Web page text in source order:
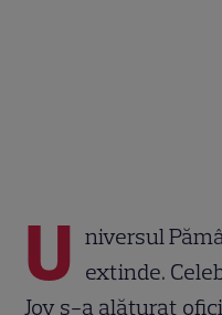
U niversul
extinde.
Joy s-a alăturat